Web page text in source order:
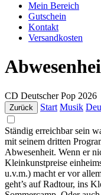
Mein Bereich
Gutschein
Kontakt
Versandkosten
CD Deutscher Pop 2026
Zurück Start Musik
Ständig erreichbar sein
mit seinem dritten
Abwesenheit. Wenn er
Kleinkunstpreise
u.v.m.) macht er vor
geht’s auf Radtour, ins